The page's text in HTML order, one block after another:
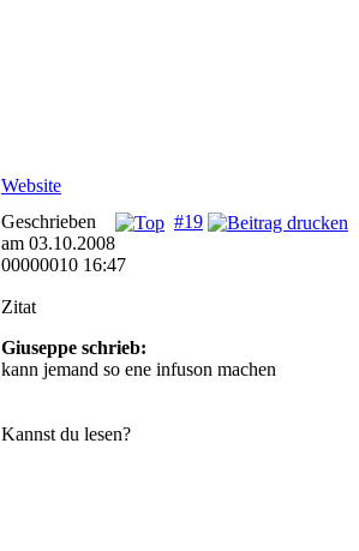
Website
#19
Geschrieben
am 03.10.2008
00000010 16:47
Zitat
Giuseppe schrieb:
kann jemand so ene infuson machen
Kannst du lesen?